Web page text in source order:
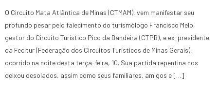
O Circuito Mata Atlântica de Minas (CTMAM), vem manifestar seu
profundo pesar pelo falecimento do turismólogo Francisco Melo,
gestor do Circuito Turístico Pico da Bandeira (CTPB), e ex-presidente
da Fecitur (Federação dos Circuitos Turísticos de Minas Gerais),
ocorrido na noite desta terça-feira, 10. Sua partida repentina nos
deixou desolados, assim como seus familiares, amigos e […]